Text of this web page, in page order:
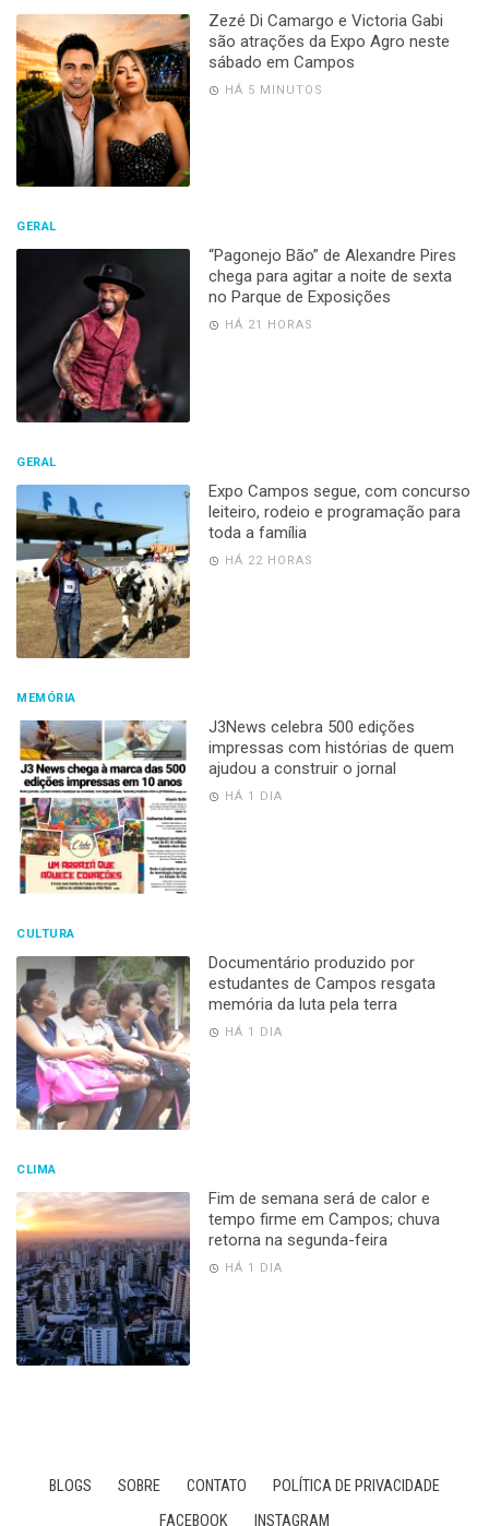
Zezé Di Camargo e Victoria Gabi
são atrações da Expo Agro neste
sábado em Campos
HÁ 5 MINUTOS
GERAL
“Pagonejo Bão” de Alexandre Pires
chega para agitar a noite de sexta
no Parque de Exposições
HÁ 21 HORAS
GERAL
Expo Campos segue, com concurso
leiteiro, rodeio e programação para
toda a família
HÁ 22 HORAS
MEMÓRIA
J3News celebra 500 edições
impressas com histórias de quem
ajudou a construir o jornal
HÁ 1 DIA
CULTURA
Documentário produzido por
estudantes de Campos resgata
memória da luta pela terra
HÁ 1 DIA
CLIMA
Fim de semana será de calor e
tempo firme em Campos; chuva
retorna na segunda-feira
HÁ 1 DIA
BLOGS SOBRE CONTATO
POLÍTICA DE PRIVACIDADE
FACEBOOK
INSTAGRAM